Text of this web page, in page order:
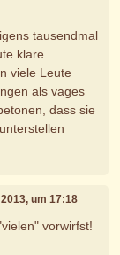
tausendmal
klare
viele Leute
als vages
dass sie
um 17:18
vorwirfst!